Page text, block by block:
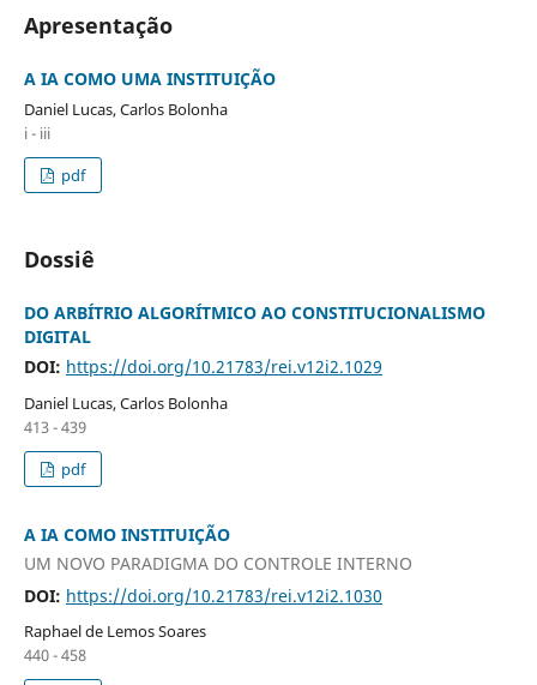
Apresentação
A IA COMO UMA INSTITUIÇÃO
Daniel Lucas, Carlos Bolonha
i - iii
pdf
Dossiê
DO ARBÍTRIO ALGORÍTMICO AO CONSTITUCIONALISMO
DIGITAL
DOI: https://doi.org/10.21783/rei.v12i2.1029
Daniel Lucas, Carlos Bolonha
413 - 439
pdf
A IA COMO INSTITUIÇÃO
UM NOVO PARADIGMA DO CONTROLE INTERNO
DOI: https://doi.org/10.21783/rei.v12i2.1030
Raphael de Lemos Soares
440 - 458